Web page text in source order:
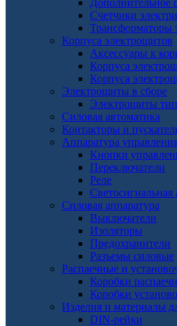
Дополнительное
Счетчики
Трансформаторы
Корпуса электрощитов
Аксессуары к
Корпуса
Корпуса
Электрощиты в сборе
Электрощиты
Силовая автоматика
Контакторы и
Аппаратура
Кнопки
Переключатели
Реле
Светосигнальная
Силовая аппаратура
Выключатели
Изоляторы
Предохранители
Разъемы силовые
Распаечные и
Коробки
Коробки
Изделия и материалы
DIN-рейки